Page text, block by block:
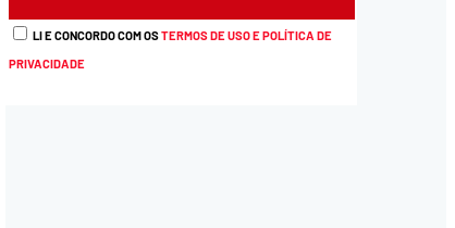
LI E CONCORDO COM OSTERMOS DE USO E POLÍTICA DE
PRIVACIDADE